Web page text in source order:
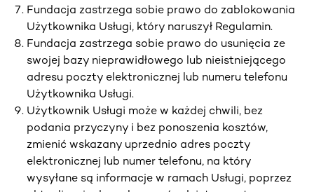
Fundacja zastrzega sobie prawo do zablokowania
Użytkownika Usługi, który naruszył Regulamin.
Fundacja zastrzega sobie prawo do usunięcia ze
swojej bazy nieprawidłowego lub nieistniejącego
adresu poczty elektronicznej lub numeru telefonu
Użytkownika Usługi.
Użytkownik Usługi może w każdej chwili, bez
podania przyczyny i bez ponoszenia kosztów,
zmienić wskazany uprzednio adres poczty
elektronicznej lub numer telefonu, na który
wysyłane są informacje w ramach Usługi, poprzez